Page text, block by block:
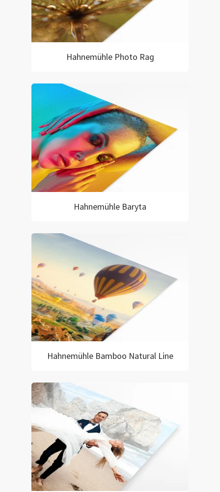
Hahnemühle Photo Rag
Hahnemühle Baryta
Hahnemühle Bamboo Natural Line